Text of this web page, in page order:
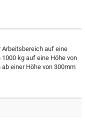
Arbeitsbereich auf eine
kg auf eine Höhe von
einer Höhe von 300mm